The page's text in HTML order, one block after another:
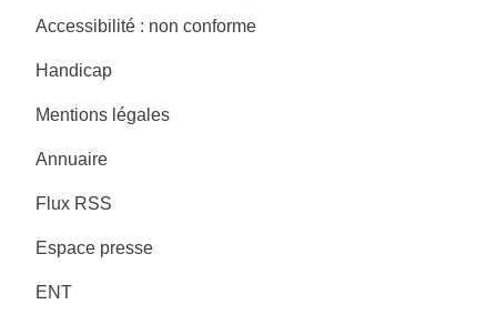
Accessibilité : non conforme
Handicap
Mentions légales
Annuaire
Flux RSS
Espace presse
ENT